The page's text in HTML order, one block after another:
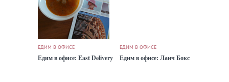
ЕДИМ В ОФИСЕ
Едим в офисе: East Delivery
ЕДИМ В ОФИСЕ
Едим в офисе: Ланч Бокс